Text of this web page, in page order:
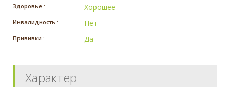
Здоровье : Хорошее
Инвалидность : Нет
Прививки : Да
Характер